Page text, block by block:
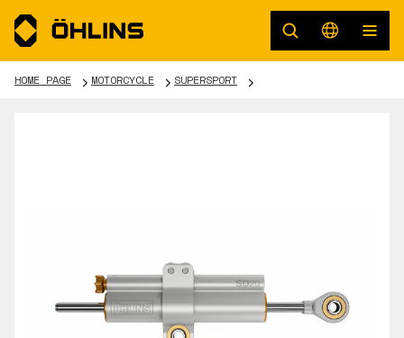
HOME PAGE MOTORCYCLE SUPERSPORT